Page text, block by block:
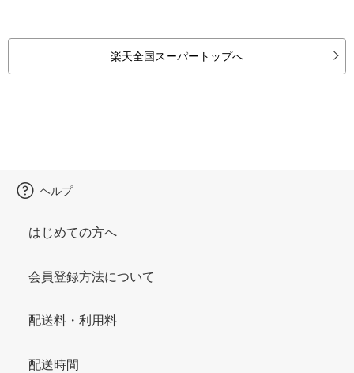
楽天全国スーパートップへ
ヘルプ
はじめての方へ
会員登録方法について
配送料・利用料
配送時間